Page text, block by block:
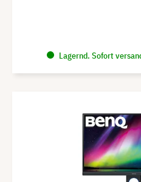
Lagernd. Sofort